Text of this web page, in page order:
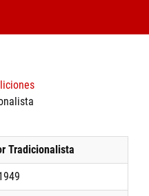
Tradicionalista